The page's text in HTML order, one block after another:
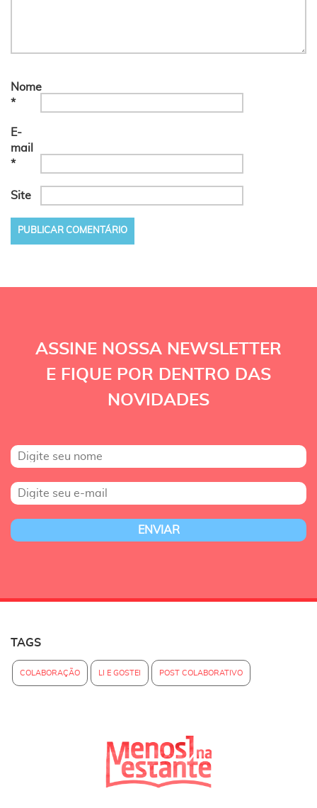
Nome
*
E-
mail
*
Site
ASSINE NOSSA NEWSLETTER
E FIQUE POR DENTRO DAS
NOVIDADES
TAGS
COLABORAÇÃO LI E GOSTEI POST COLABORATIVO